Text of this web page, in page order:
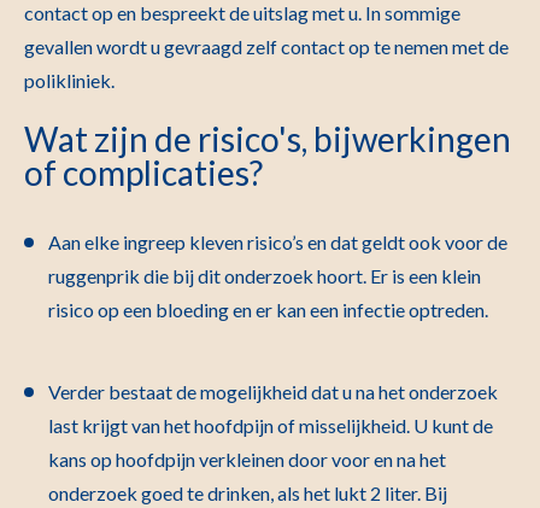
contact op en bespreekt de uitslag met u. In sommige
gevallen wordt u gevraagd zelf contact op te nemen met de
polikliniek.
Wat zijn de risico's, bijwerkingen
of complicaties?
Aan elke ingreep kleven risico’s en dat geldt ook voor de
ruggenprik die bij dit onderzoek hoort. Er is een klein
risico op een bloeding en er kan een infectie optreden.
Verder bestaat de mogelijkheid dat u na het onderzoek
last krijgt van het hoofdpijn of misselijkheid. U kunt de
kans op hoofdpijn verkleinen door voor en na het
onderzoek goed te drinken, als het lukt 2 liter. Bij